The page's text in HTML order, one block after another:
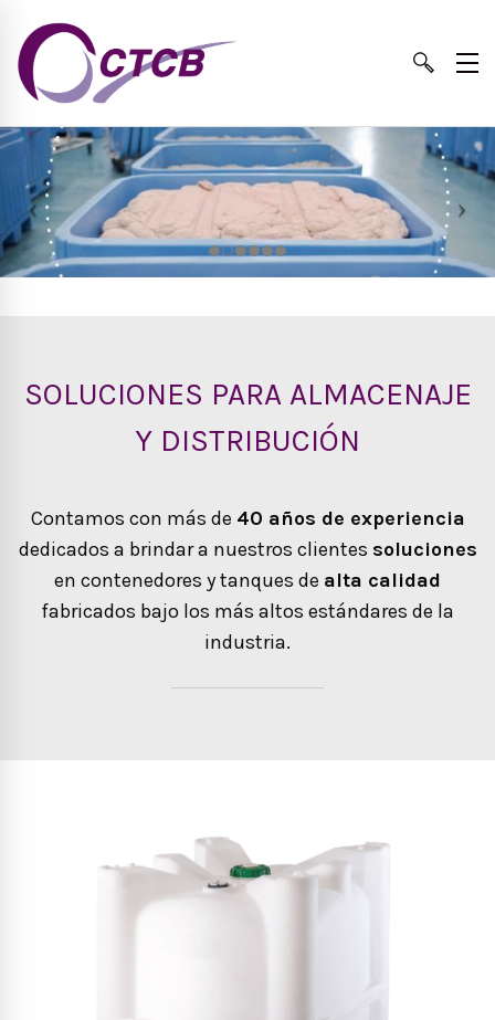
SOLUCIONES PARA ALMACENAJE
Y DISTRIBUCIÓN
Contamos con más de 40 años de experiencia
dedicados a brindar a nuestros clientes soluciones
en contenedores y tanques de alta calidad
fabricados bajo los más altos estándares de la
industria.